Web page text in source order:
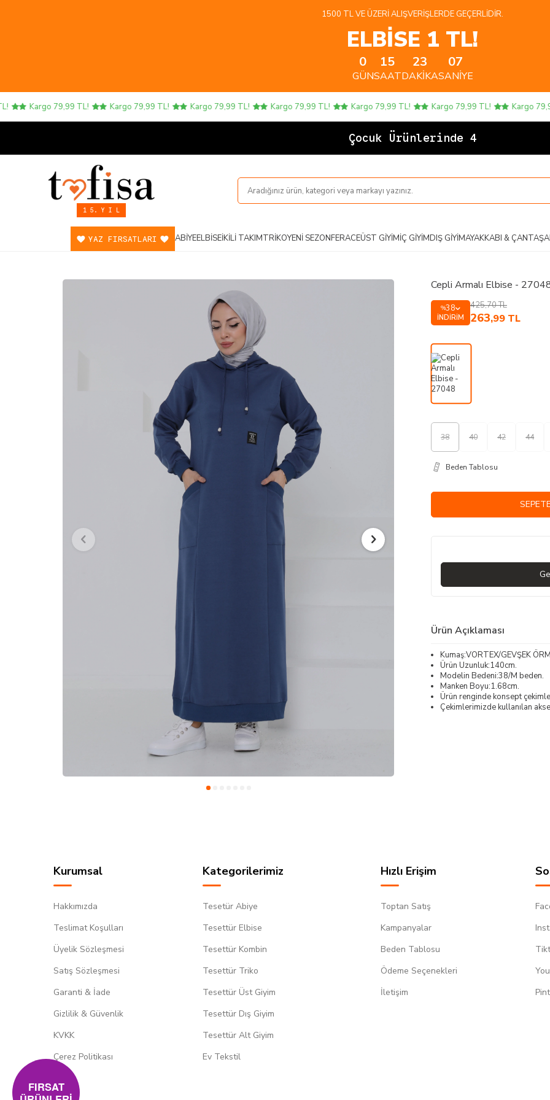
1500 TL VE ÜZERI ALIŞVERIŞLERDE GEÇERLIDIR.
ELBİSE 1 TL!
0
GÜN
15
SAAT
23
DAKIKA
06
SANIYE
Kargo 79,99 TL! Kargo 79,99 TL! Kargo 79,99 TL! Kargo 79,99 TL! Kargo 79,99 TL! Kargo 79,99 TL! Kargo 79,99
Çocuk Ürünlerinde 4 AL 3
1 5. Y I L
YAZ FIRSATLARI ABIYEELBISEİKILI TAKIMTRIKOYENI SEZONFERACEÜST GIYIMİÇ GIYIMDIŞ GIYIMAYAKKABI & ÇANTA
Cepli Armalı Elbise -
%38
İNDIRIM
425,70TL
263,99 TL
38 40 42 44
Beden Tablosu
Ürün Açıklaması
Kumaş:VORTEX/GEVŞEK
Ürün Uzunluk:140cm.
Modelin Bedeni:38/M beden.
Manken Boyu:1.68cm.
Ürün renginde konsept
Çekimlerimizde kullanılan
Kurumsal
Hakkımızda
Teslimat Koşulları
Üyelik Sözleşmesi
Satış Sözleşmesi
Garanti & İade
Gizlilik & Güvenlik
KVKK
Çerez Politikası
Kategorilerimiz
Tesetür Abiye
Tesettür Elbise
Tesettür Kombin
Tesettür Triko
Tesettür Üst Giyim
Tesettür Dış Giyim
Tesettür Alt Giyim
Ev Tekstil
Hızlı Erişim
Toptan Satış
Kampanyalar
Beden Tablosu
Ödeme Seçenekleri
İletişim
FIRSAT